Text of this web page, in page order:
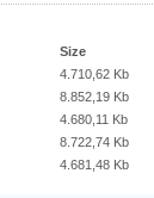
Size
4.710,62 Kb
8.852,19 Kb
4.680,11 Kb
8.722,74 Kb
4.681,48 Kb